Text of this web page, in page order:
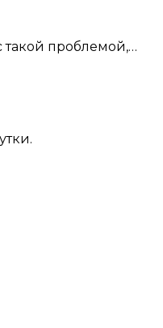
такой проблемой,…